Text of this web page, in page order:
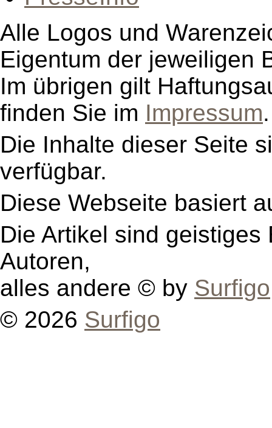
Alle Logos und
Eigentum der jeweiligen
Im übrigen gilt
finden Sie im Impressum.
Die Inhalte dieser Seite
verfügbar.
Diese Webseite basiert
Die Artikel sind
Autoren,
alles andere © by Surfigo
© 2026 Surfigo